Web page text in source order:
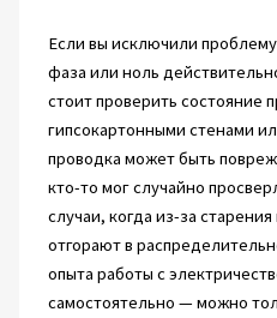
Если вы исключили
фаза или ноль
стоит проверить состояние
гипсокартонными стенами
проводка может быть
кто-то мог случайно
случаи, когда из-за
отгорают в
опыта работы с
самостоятельно — можно